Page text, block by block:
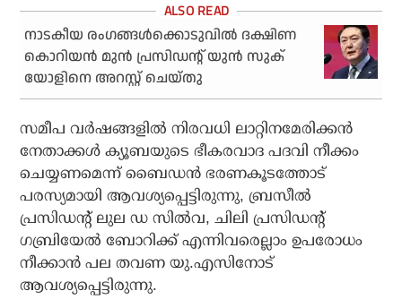
നാടകീയ രംഗങ്ങള്‍ക്കൊടുവില്‍ ദക്ഷിണ
കൊറിയന്‍ മുന്‍ പ്രസിഡന്റ് യുന്‍ സുക്
യോളിനെ അറസ്റ്റ് ചെയ്തു
സമീപ വര്‍ഷങ്ങളില്‍ നിരവധി ലാറ്റിനമേരിക്കന്‍
നേതാക്കള്‍ ക്യൂബയുടെ ഭീകരവാദ പദവി നീക്കം
ചെയ്യണമെന്ന് ബൈഡന്‍ ഭരണകൂടത്തോട്
പരസ്യമായി ആവശ്യപ്പെട്ടിരുന്നു, ബ്രസീല്‍
പ്രസിഡന്റ് ലുല ഡ സില്‍വ, ചിലി പ്രസിഡന്റ്
ഗബ്രിയേല്‍ ബോറിക്ക് എന്നിവരെല്ലാം ഉപരോധം
നീക്കാന്‍ പല തവണ യു.എസിനോട്
ആവശ്യപ്പെട്ടിരുന്നു.